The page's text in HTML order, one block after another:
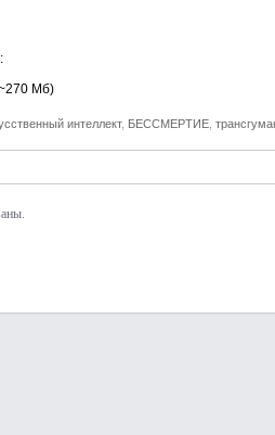
Мб)
интеллект, БЕССМЕРТИЕ,